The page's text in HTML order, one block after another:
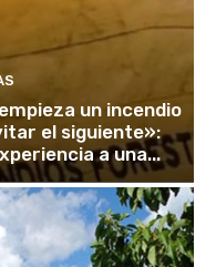
un incendio
el siguiente»:
a una...